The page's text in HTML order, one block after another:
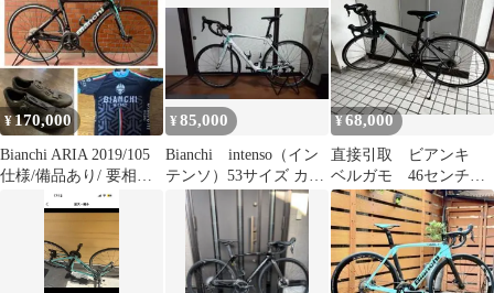
¥170,000
Bianchi ARIA 2019/105
仕様/備品あり/ 要相
談 車持参します
¥85,000
Bianchi intenso（イン
テンソ）53サイズ カー
ボンロード105仕様
¥68,000
直接引取 ビアンキ
ベルガモ 46センチ
自転車 ロードバイ
ク BIANCHI